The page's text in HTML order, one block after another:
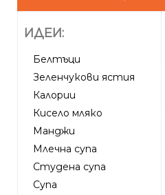
ИДЕИ:
Белтъци
Зеленчукови ястия
Калории
Кисело мляко
Манджи
Млечна супа
Студена супа
Супа